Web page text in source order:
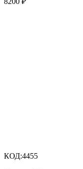
КОД:4455